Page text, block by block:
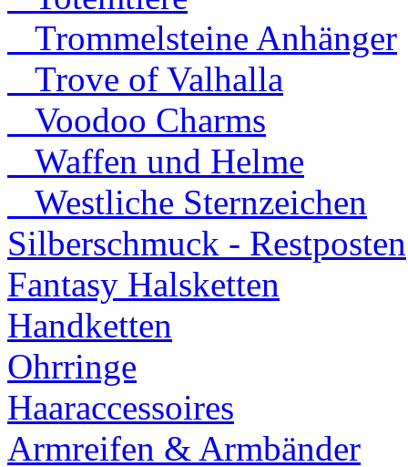
Trommelsteine Anhänger
Trove of Valhalla
Voodoo Charms
Waffen und Helme
Westliche Sternzeichen
Silberschmuck - Restposten
Fantasy Halsketten
Handketten
Ohrringe
Haaraccessoires
Armreifen & Armbänder